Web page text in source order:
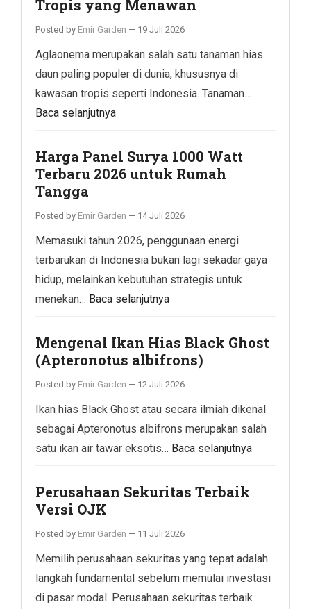
Tropis yang Menawan
Posted by Emir Garden — 19 Juli 2026
Aglaonema merupakan salah satu tanaman hias
daun paling populer di dunia, khususnya di
kawasan tropis seperti Indonesia. Tanaman…
Baca selanjutnya
Harga Panel Surya 1000 Watt
Terbaru 2026 untuk Rumah
Tangga
Posted by Emir Garden — 14 Juli 2026
Memasuki tahun 2026, penggunaan energi
terbarukan di Indonesia bukan lagi sekadar gaya
hidup, melainkan kebutuhan strategis untuk
menekan… Baca selanjutnya
Mengenal Ikan Hias Black Ghost
(Apteronotus albifrons)
Posted by Emir Garden — 12 Juli 2026
Ikan hias Black Ghost atau secara ilmiah dikenal
sebagai Apteronotus albifrons merupakan salah
satu ikan air tawar eksotis… Baca selanjutnya
Perusahaan Sekuritas Terbaik
Versi OJK
Posted by Emir Garden — 11 Juli 2026
Memilih perusahaan sekuritas yang tepat adalah
langkah fundamental sebelum memulai investasi
di pasar modal. Perusahaan sekuritas terbaik